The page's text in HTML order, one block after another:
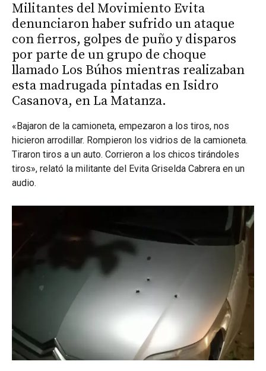
Militantes del Movimiento Evita
denunciaron haber sufrido un ataque
con fierros, golpes de puño y disparos
por parte de un grupo de choque
llamado Los Búhos mientras realizaban
esta madrugada pintadas en Isidro
Casanova, en La Matanza.
«Bajaron de la camioneta, empezaron a los tiros, nos
hicieron arrodillar. Rompieron los vidrios de la camioneta.
Tiraron tiros a un auto. Corrieron a los chicos tirándoles
tiros», relató la militante del Evita Griselda Cabrera en un
audio.